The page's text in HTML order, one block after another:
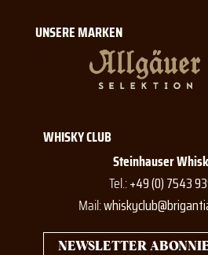
UNSERE MARKEN
WHISKY CLUB
Steinhauser
Tel.:+49 (0) 7543
Mail:
NEWSLETTER